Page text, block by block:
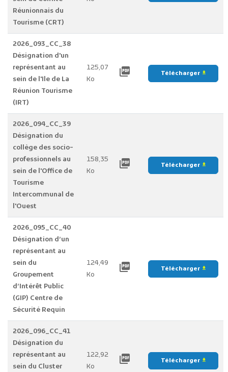
Réunionnais du
Tourisme (CRT)
2026_093_CC_38
Désignation d'un
représentant au
sein de l'Ile de La
Réunion Tourisme
(IRT)
125,07
Ko
picture_as_pdf Télécharger file_download
2026_094_CC_39
Désignation du
collège des socio-
professionnels au
sein de l'Office de
Tourisme
Intercommunal de
l'Ouest
158,35
Ko
picture_as_pdf Télécharger file_download
2026_095_CC_40
Désignation d’un
représentant au
sein du
Groupement
d’Intérêt Public
(GIP) Centre de
Sécurité Requin
124,49
Ko
picture_as_pdf Télécharger file_download
2026_096_CC_41
Désignation du
représentant au
sein du Cluster
122,92
Ko
picture_as_pdf Télécharger file_download